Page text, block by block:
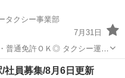
タクシー事業部
7月31日
普通免許ＯＫ◎ タクシー運転
定企業！ 💰 ２種免許取得支
ー 未経験
社員募集/8月6日更新